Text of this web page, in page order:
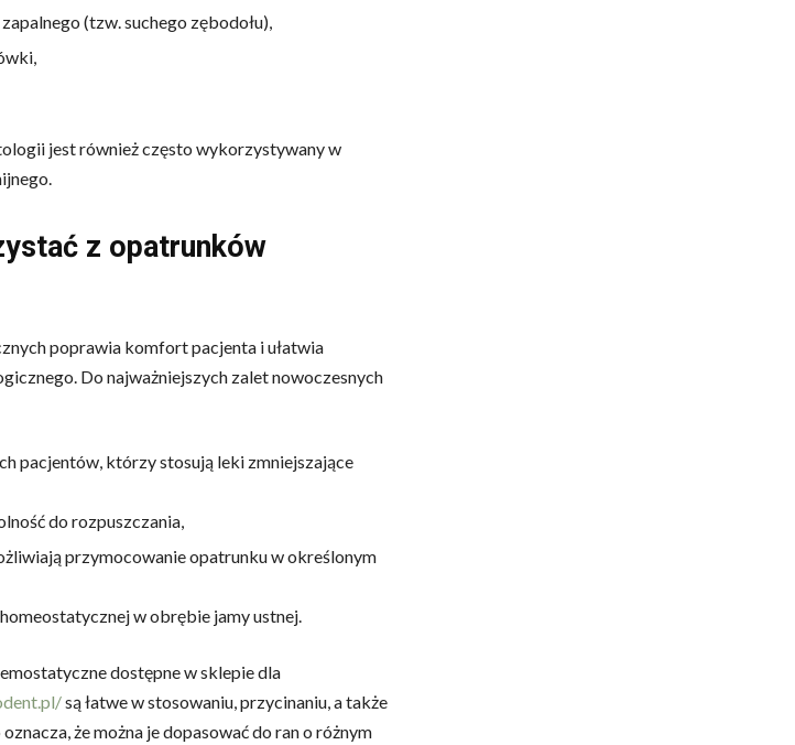
(tzw. suchego zębodołu),
jest również często wykorzystywany w
z opatrunków
poprawia komfort pacjenta i ułatwia
Do najważniejszych zalet nowoczesnych
pacjentów, którzy stosują leki zmniejszające
do rozpuszczania,
przymocowanie opatrunku w określonym
w obrębie jamy ustnej.
dostępne w sklepie dla
są łatwe w stosowaniu, przycinaniu, a także
że można je dopasować do ran o różnym